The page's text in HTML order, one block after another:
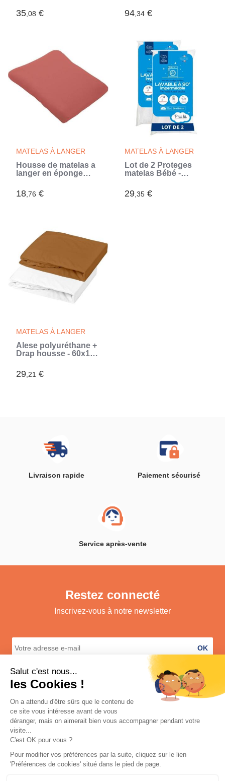
Bouclette 100% coton
- Imperméable - 50x85
35,08 €
Concept Breveté -
Plan a Langer Incliné -
(Blanc)
94,34 €
MATELAS À LANGER
Housse de matelas a
langer en éponge
- 50 X 75 cm
18,76 €
MATELAS À LANGER
Lot de 2 Proteges
matelas Bébé -
Imperméable et Micro
Respirante - Lavable
29,35 €
MATELAS À LANGER
Alese polyuréthane +
Drap housse - 60x120
29,21 €
Livraison rapide Paiement sécurisé
Service après-vente
Restez connecté
Inscrivez-vous à notre newsletter
OK
A propos
Services
Informations légales